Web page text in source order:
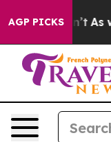
AGP PICKSAs war With